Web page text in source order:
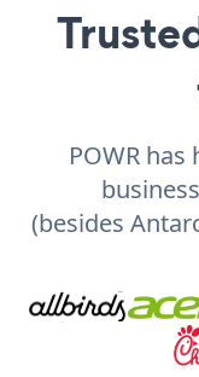
POWR
(besides